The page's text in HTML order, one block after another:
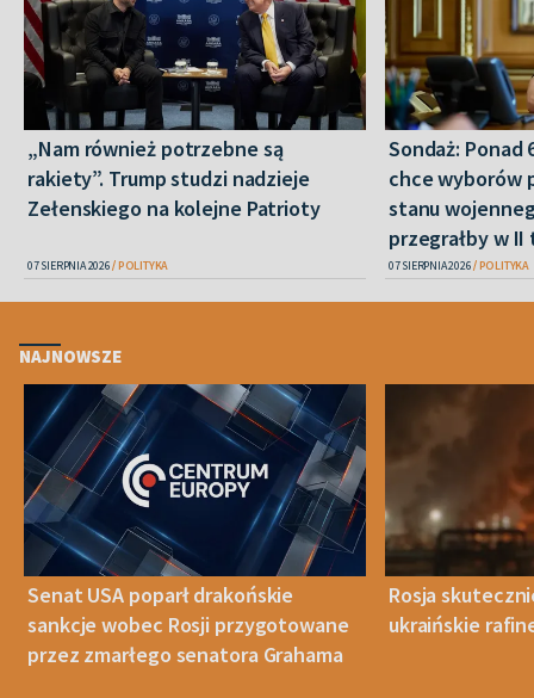
„Nam również potrzebne są
rakiety”. Trump studzi nadzieje
Zełenskiego na kolejne Patrioty
07 SIERPNIA 2026 POLITYKA
Sondaż: Ponad
chce wyborów
stanu
przegrałby w II
07 SIERPNIA 2026 POLITYKA
NAJNOWSZE
Senat USA poparł drakońskie
sankcje wobec Rosji przygotowane
przez zmarłego senatora Grahama
Rosja
ukraińskie